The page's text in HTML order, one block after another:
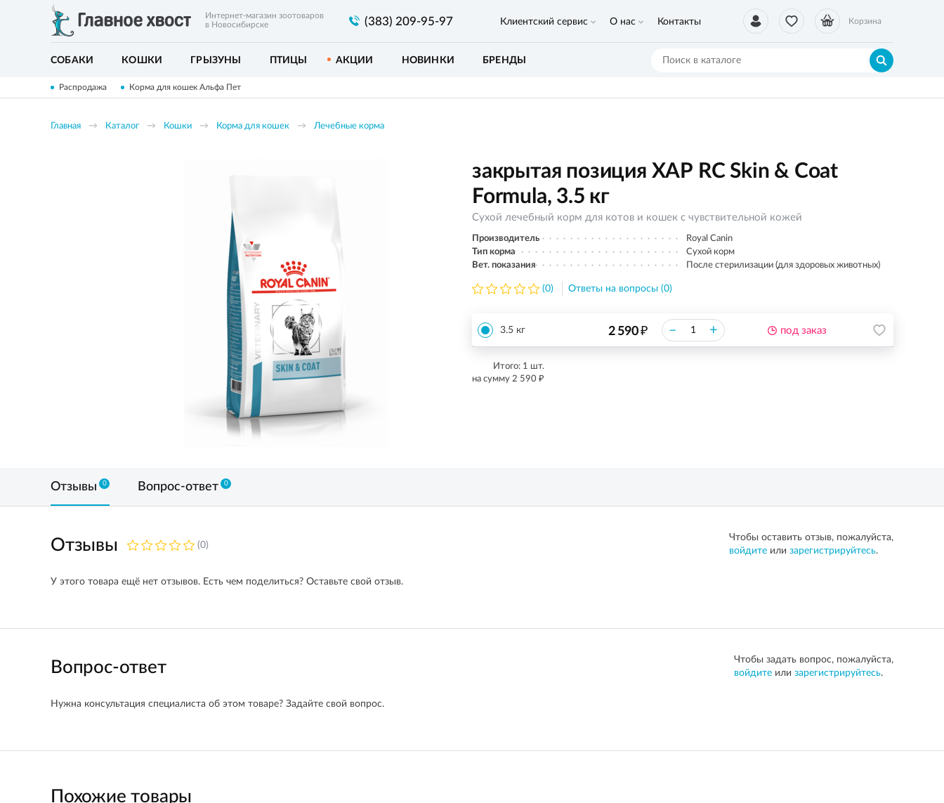
Интернет-магазин зоотоваров
в Новосибирске
(383) 209-95-97 Корзина
Клиентский сервис О нас Контакты
СОБАКИ КОШКИ ГРЫЗУНЫ ПТИЦЫ АКЦИИ НОВИНКИ БРЕНДЫ
Распродажа Корма для кошек Альфа Пет
Главная Каталог Кошки Корма для кошек Лечебные корма
закрытая позиция ХАР RC Skin & Coat
Formula, 3.5 кг
Сухой лечебный корм для котов и кошек с чувствительной кожей
Производитель
Royal Canin
Тип корма
Сухой корм
Вет. показания
После стерилизации (для здоровых животных)
(0) Ответы на вопросы (0)
3.5 кг 2 590₽ – + под заказ
Итого: 1 шт.
на сумму 2 590 ₽
Отзывы 0 Вопрос-ответ 0
Отзывы (0)
Чтобы оставить отзыв, пожалуйста,
войдите или зарегистрируйтесь.
У этого товара ещё нет отзывов. Есть чем поделиться? Оставьте свой отзыв.
Вопрос-ответ
Чтобы задать вопрос, пожалуйста,
войдите или зарегистрируйтесь.
Нужна консультация специалиста об этом товаре? Задайте свой вопрос.
Похожие товары